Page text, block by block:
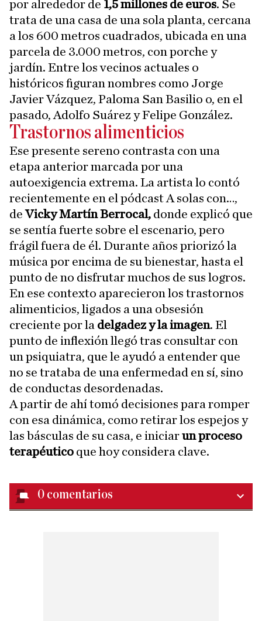
por alrededor de 1,5 millones de euros. Se
trata de una casa de una sola planta, cercana
a los 600 metros cuadrados, ubicada en una
parcela de 3.000 metros, con porche y
jardín. Entre los vecinos actuales o
históricos figuran nombres como Jorge
Javier Vázquez, Paloma San Basilio o, en el
pasado, Adolfo Suárez y Felipe González.
Trastornos alimenticios
Ese presente sereno contrasta con una
etapa anterior marcada por una
autoexigencia extrema. La artista lo contó
recientemente en el pódcast A solas con…,
deVicky Martín Berrocal, donde explicó que
se sentía fuerte sobre el escenario, pero
frágil fuera de él. Durante años priorizó la
música por encima de su bienestar, hasta el
punto de no disfrutar muchos de sus logros.
En ese contexto aparecieron los trastornos
alimenticios, ligados a una obsesión
creciente por la delgadez y la imagen. El
punto de inflexión llegó tras consultar con
un psiquiatra, que le ayudó a entender que
no se trataba de una enfermedad en sí, sino
de conductas desordenadas.
A partir de ahí tomó decisiones para romper
con esa dinámica, como retirar los espejos y
las básculas de su casa, e iniciarun proceso
terapéutico que hoy considera clave.
0 comentarios